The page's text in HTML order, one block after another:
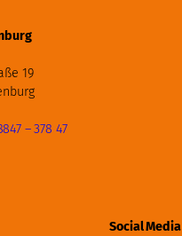
19
– 378 47
Social Media